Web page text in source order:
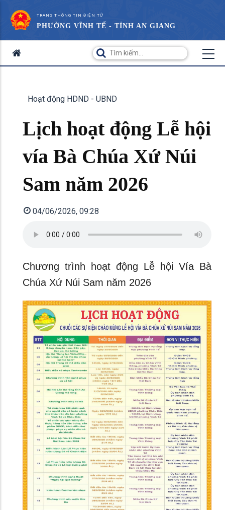
TRANG THÔNG TIN ĐIỆN TỬ
PHƯỜNG VĨNH TẾ - TỈNH AN GIANG
Hoạt động HDND - UBND
Lịch hoạt động Lễ hội
vía Bà Chúa Xứ Núi
Sam năm 2026
04/06/2026, 09:28
Chương trình hoạt động Lễ hội Vía Bà
Chúa Xứ Núi Sam năm 2026